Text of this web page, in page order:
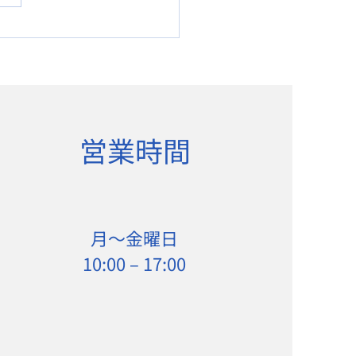
度関西コンクールの
営業時間
月〜金曜日
10:00 – 17:00